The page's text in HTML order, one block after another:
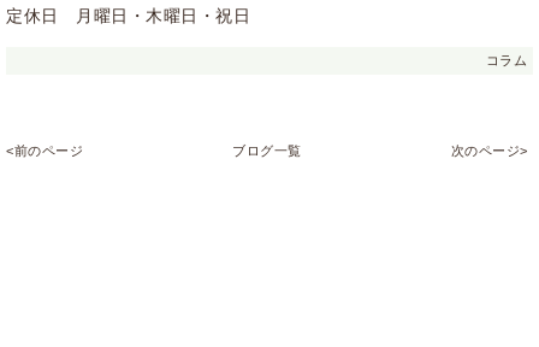
定休日 月曜日・木曜日・祝日
コラム
<前のページ ブログ一覧 次のページ>